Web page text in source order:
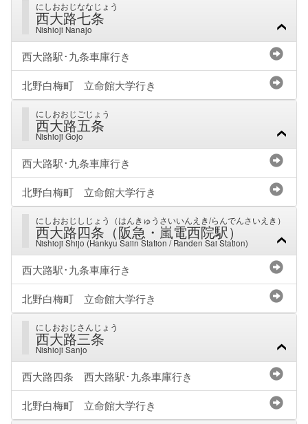
にしおおじななじょう
西大路七条
Nishioji Nanajo
西大路駅･九条車庫行き
北野白梅町 立命館大学行き
にしおおじごじょう
西大路五条
Nishioji Gojo
西大路駅･九条車庫行き
北野白梅町 立命館大学行き
にしおおじしじょう（はんきゅうさいいんえき/らんでんさいえき）
西大路四条（阪急・嵐電西院駅）
Nishioji Shijo (Hankyu Saiin Station / Randen Sai Station)
西大路駅･九条車庫行き
北野白梅町 立命館大学行き
にしおおじさんじょう
西大路三条
Nishioji Sanjo
西大路四条 西大路駅･九条車庫行き
北野白梅町 立命館大学行き